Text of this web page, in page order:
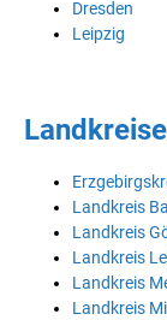
Dresden
Leipzig
Landkreis
Landkreis
Landkreis
Landkreis
Landkreis